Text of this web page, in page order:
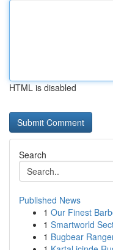
HTML is disabled
Search
Published News
1 Our Finest
1 Smartworld
1 Bugbear